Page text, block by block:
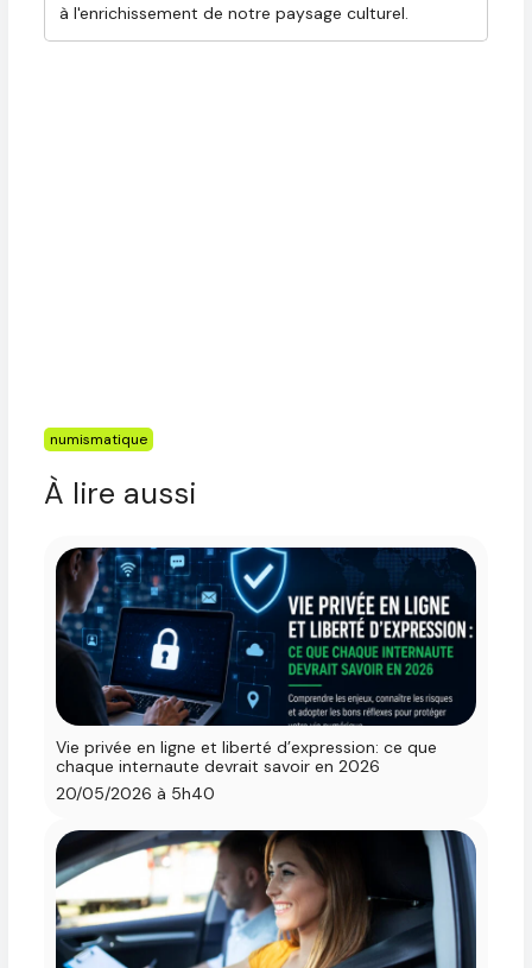
à l'enrichissement de notre paysage culturel.
Étiquettes
numismatique
À lire aussi
Vie privée en ligne et liberté d’expression: ce que
chaque internaute devrait savoir en 2026
20/05/2026 à 5h40